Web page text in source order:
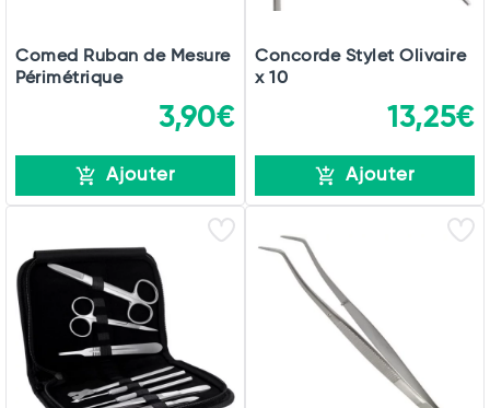
Total
Commander
Comed Ruban de Mesure
Périmétrique
3,90€
Ajouter
Concorde Stylet Olivaire
x 10
13,25€
Ajouter